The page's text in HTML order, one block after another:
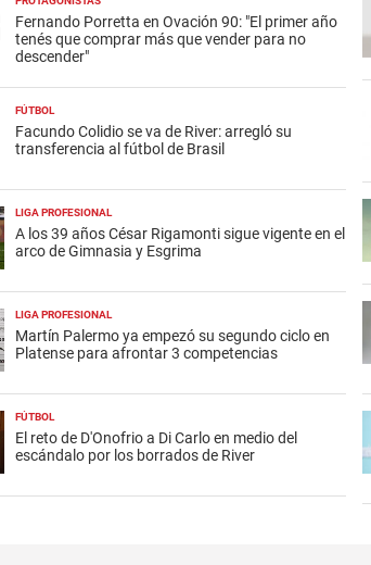
Fernando Porretta en Ovación 90: "El primer año
tenés que comprar más que vender para no
descender"
FÚTBOL
Facundo Colidio se va de River: arregló su
transferencia al fútbol de Brasil
LIGA PROFESIONAL
A los 39 años César Rigamonti sigue vigente en el
arco de Gimnasia y Esgrima
LIGA PROFESIONAL
Martín Palermo ya empezó su segundo ciclo en
Platense para afrontar 3 competencias
FÚTBOL
El reto de D'Onofrio a Di Carlo en medio del
escándalo por los borrados de River